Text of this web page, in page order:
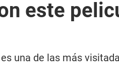
este
una de las más